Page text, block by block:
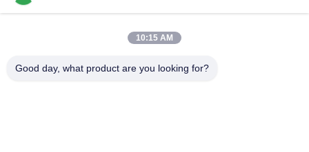
10:15 AM
Good day, what product are you looking for?